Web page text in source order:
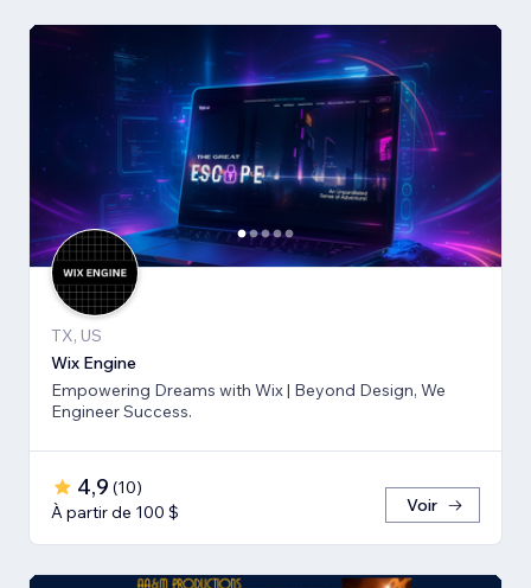
TX, US
Wix Engine
Empowering Dreams with Wix | Beyond Design, We
Engineer Success.
4,9 (10)
À partir de 100 $
Voir